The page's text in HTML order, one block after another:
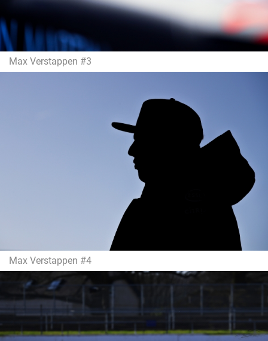
Max Verstappen #3
Max Verstappen #4